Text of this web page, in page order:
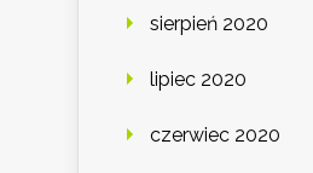
sierpień 2020
lipiec 2020
czerwiec 2020